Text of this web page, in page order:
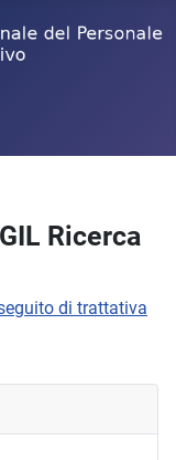
Ricerca
di trattativa